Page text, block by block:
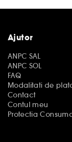
Ajutor
ANPC SAL
ANPC SOL
FAQ
Modalitati de
Contact
Contul meu
Protectia